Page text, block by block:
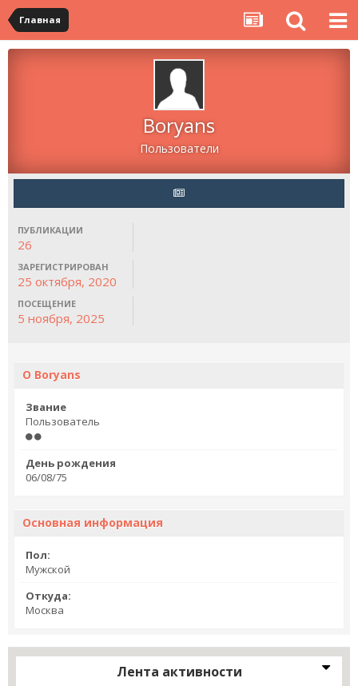
Главная
Boryans
Пользователи
ПУБЛИКАЦИИ
26
ЗАРЕГИСТРИРОВАН
25 октября, 2020
ПОСЕЩЕНИЕ
5 ноября, 2025
О Boryans
Звание
Пользователь
День рождения
06/08/75
Основная информация
Пол:
Мужской
Откуда:
Москва
Лента активности